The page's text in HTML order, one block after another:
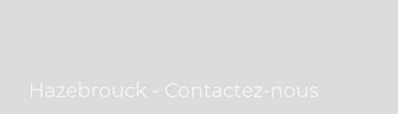
Hazebrouck - Contactez-nous